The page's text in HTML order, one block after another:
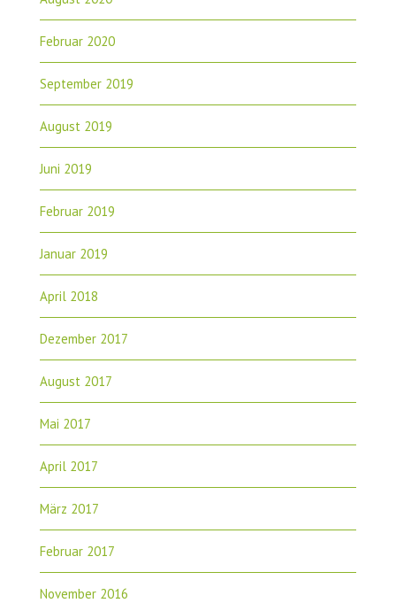
Februar 2020
September 2019
August 2019
Juni 2019
Februar 2019
Januar 2019
April 2018
Dezember 2017
August 2017
Mai 2017
April 2017
März 2017
Februar 2017
November 2016